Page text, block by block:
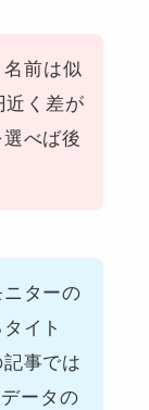
名前は似
近く差が
べば後
ターの
イト
事では
ータの